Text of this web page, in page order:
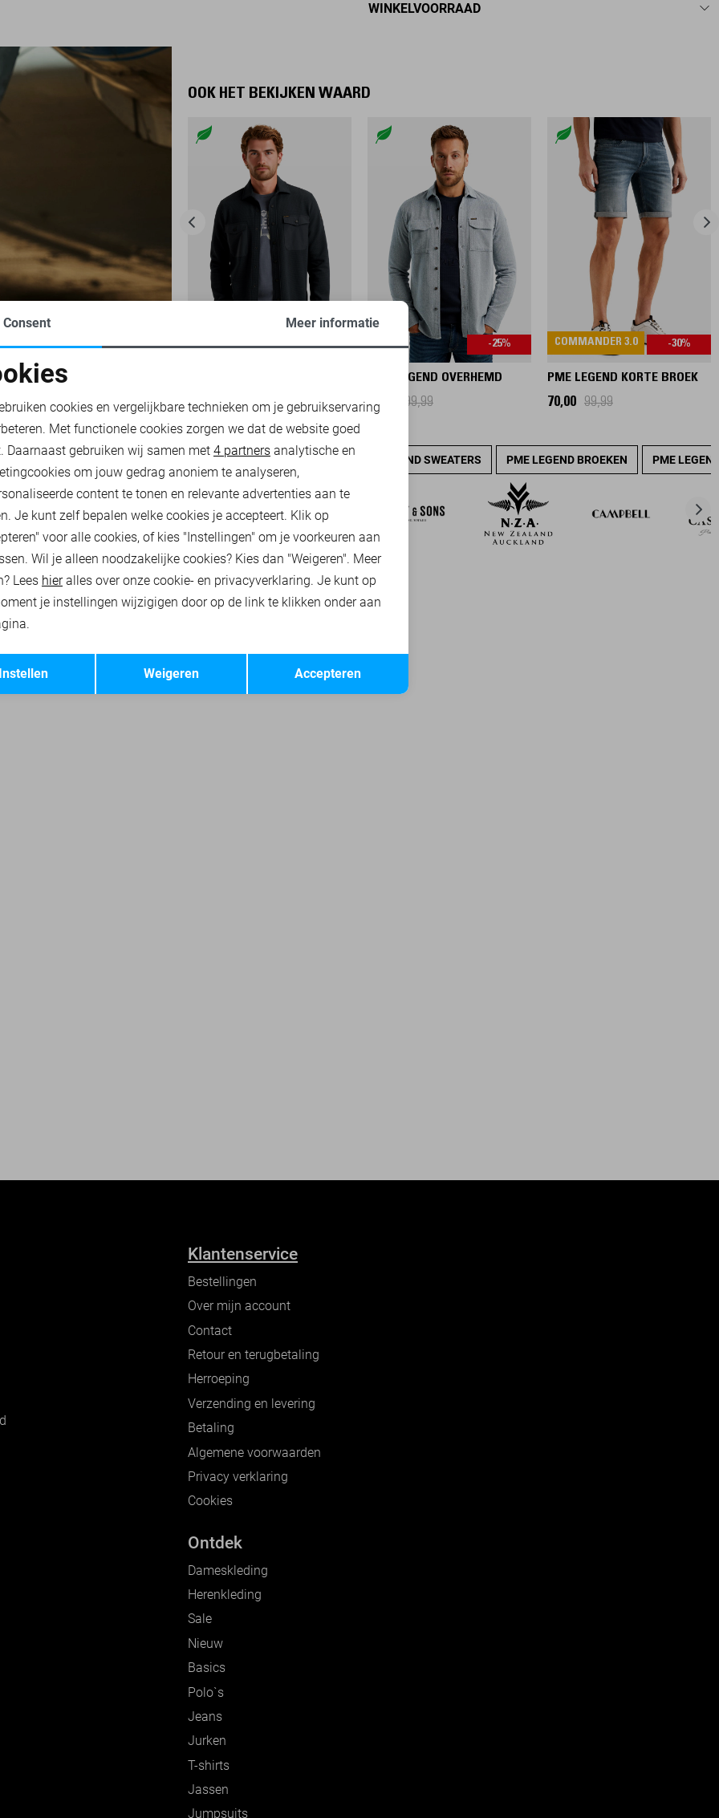
WINKELVOORRAAD
OOK HET BEKIJKEN WAARD
-50%
55,00 109,99
-25%
PME LEGEND OVERHEMD
75,00 99,99
COMMANDER 3.0 -30%
PME LEGEND KORTE BROEK
70,00 99,99
PME LEGEND T-SHIRTS PME LEGEND POLO`S PME LEGEND SWEATERS PME LEGEND BROEKEN PME
Klantenservice
Bestellingen
Over mijn account
Contact
Retour en terugbetaling
Herroeping
Verzending en levering
Betaling
Algemene voorwaarden
Privacy verklaring
Cookies
Ontdek
Dameskleding
Herenkleding
Sale
Nieuw
Basics
Polo`s
Jeans
Jurken
T-shirts
Jassen
Jumpsuits
cookies
cookies Marketing cookies
Opslaan
Consent Meer informatie
cookies en vergelijkbare technieken om je gebruikservaring
Met functionele cookies zorgen we dat de website goed
Daarnaast gebruiken wij samen met 4 partners analytische en
om jouw gedrag anoniem te analyseren,
content te tonen en relevante advertenties aan te
Je kunt zelf bepalen welke cookies je accepteert. Klik op
voor alle cookies, of kies "Instellingen" om je voorkeuren aan
Wil je alleen noodzakelijke cookies? Kies dan "Weigeren". Meer
Lees hieralles over onze cookie- en privacyverklaring. Je kunt op
je instellingen wijzigigen door op de link te klikken onder aan
Accepteren
Weigeren